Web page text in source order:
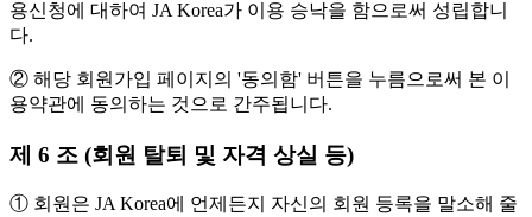
용신청에 대하여 JA Korea가 이용 승낙을 함으로써 성립합니
다.
② 해당 회원가입 페이지의 '동의함' 버튼을 누름으로써 본 이
용약관에 동의하는 것으로 간주됩니다.
제 6 조 (회원 탈퇴 및 자격 상실 등)
① 회원은 JA Korea에 언제든지 자신의 회원 등록을 말소해 줄